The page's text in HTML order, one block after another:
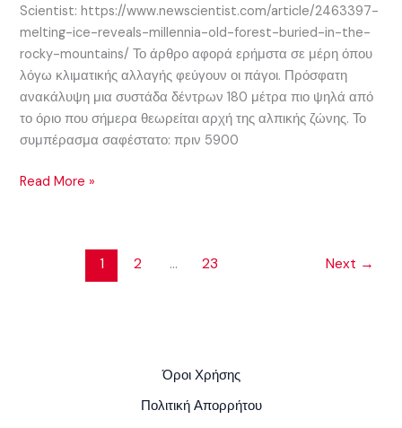
Scientist: https://www.newscientist.com/article/2463397-
melting-ice-reveals-millennia-old-forest-buried-in-the-
rocky-mountains/ Το άρθρο αφορά ερήμστα σε μέρη όπου
λόγω κλιματικής αλλαγής φεύγουν οι πάγοι. Πρόσφατη
ανακάλυψη μια συστάδα δέντρων 180 μέτρα πιο ψηλά από
το όριο που σήμερα θεωρείται αρχή της αλπικής ζώνης. Το
συμπέρασμα σαφέστατο: πριν 5900
Read More »
1 2 … 23 Next →
Όροι Χρήσης
Πολιτική Απορρήτου